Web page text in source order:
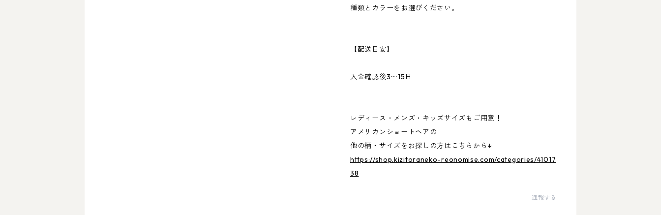
種類とカラーをお選びください。
【配送目安】
入金確認後3〜15日
レディース・メンズ・キッズサイズもご用意！
アメリカンショートヘアの
他の柄・サイズをお探しの方はこちらから↓
https://shop.kizitoraneko-reonomise.com/categories/41017
38
通報する